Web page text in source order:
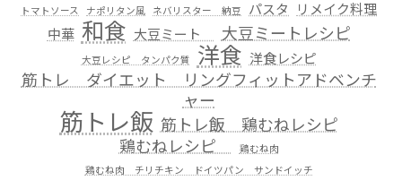
トマトソース ナポリタン風 ネバリスター 納豆 パスタ
リメイク料理
中華 和食 大豆ミート 大豆ミートレシピ
大豆レシピ タンパク質 洋食 洋食レシピ
筋トレ ダイエット リングフィットアドベンチ
ャー
筋トレ飯 筋トレ飯 鶏むねレシピ
鶏むねレシピ
鶏むね肉
鶏むね肉 チリチキン ドイツパン サンドイッチ